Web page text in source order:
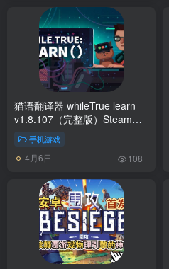
猫语翻译器 whileTrue learn
v1.8.107（完整版）Steam移
手机游戏
4月6日 108